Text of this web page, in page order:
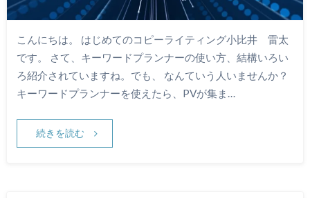
こんにちは。 はじめてのコピーライティング小比井 雷太
です。 さて、キーワードプランナーの使い方、結構いろい
ろ紹介されていますね。でも、 なんていう人いませんか？
キーワードプランナーを使えたら、PVが集ま…
続きを読む